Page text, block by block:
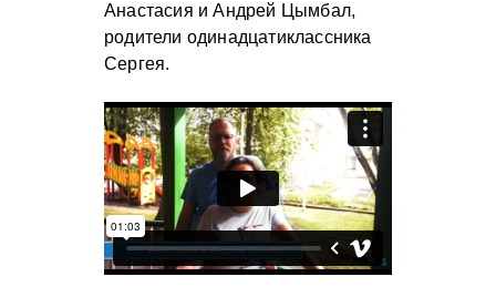
Анастасия и Андрей Цымбал,
родители одинадцатиклассника
Сергея.